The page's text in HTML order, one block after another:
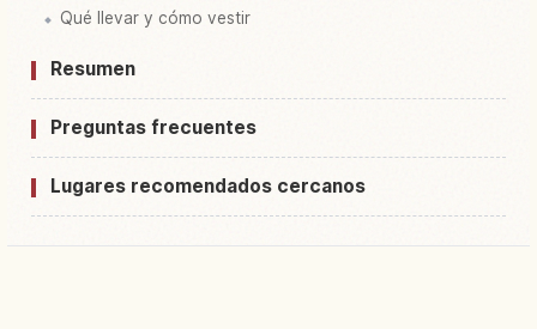
Qué llevar y cómo vestir
Resumen
Preguntas frecuentes
Lugares recomendados cercanos